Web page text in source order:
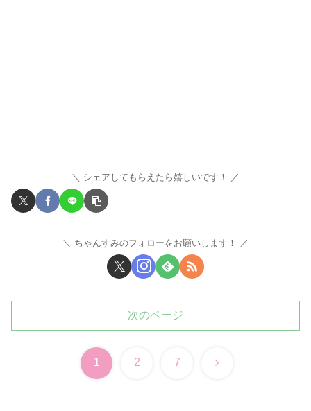
シェアしてもらえたら嬉しいです！
ちゃんすみのフォローをお願いします！
次のページ
1 2 7 次